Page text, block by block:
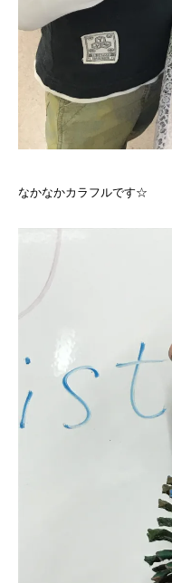
なかなかカラフルです☆